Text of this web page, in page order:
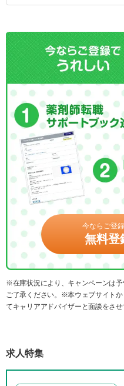
今ならご登
無料登
※在庫状況により、キャンペーンは予
ご了承ください。※本ウェブサイト
てキャリアアドバイザーと面談をさせ
求人特集